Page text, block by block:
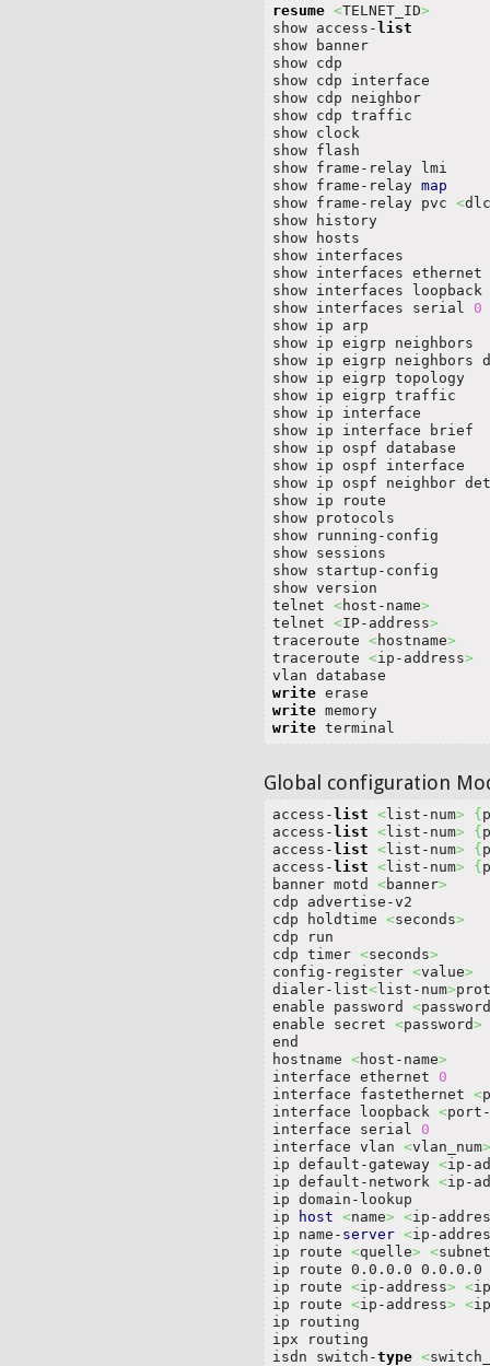
resume <TELNET_ID>
show access-list
show banner
show
show cdp
show cdp neighbor
show cdp traffic
show clock
show
show frame-
show frame-relay map
show frame-relay pvc <
show
show hosts
show
show interfaces ethernet
show interfaces loopback
show interfaces serial 0
show ip arp
show ip eigrp
show ip eigrp neighbors
show ip eigrp
show ip
show ip interface
show ip
show ip ospf database
show ip ospf interface
show ip ospf neighbor
show ip
show
show running-config
show
show startup-config
show
telnet <host-name>
telnet <IP-address>
traceroute <hostname>
traceroute <ip-address>
vlan
write
write
write terminal
Global configuration
access- list <list-num> {
access- list <list-num> {
access- list <list-num> {
access- list <list-num> {
banner motd <banner>
cdp advertise-v2
cdp holdtime <seconds>
cdp run
cdp timer <seconds>
config-register <value>
dialer-list<list-num>
enable password <password
enable secret <password>
end
hostname <host-name>
interface ethernet 0
interface fastethernet <
interface loopback <port-
interface serial 0
interface vlan <vlan_num>
ip default-gateway <ip-
ip default-network <ip-
ip domain-lookup
ip
host <name> <ip-
ip name- server <ip-
ip route <quelle> <
ip route 0.0.0.0 0.0.0.0
ip route <ip-address> <
ip route <ip-address> <
ip routing
ipx routing
isdn switch-type <